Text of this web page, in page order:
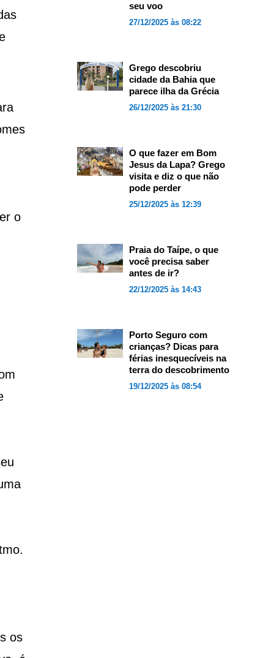
o
os
seu voo
27/12/2025 às 08:22
Grego descobriu
cidade da Bahia que
parece ilha da Grécia
26/12/2025 às 21:30
O que fazer em Bom
Jesus da Lapa? Grego
visita e diz o que não
pode perder
25/12/2025 às 12:39
Praia do Taípe, o que
você precisa saber
antes de ir?
22/12/2025 às 14:43
Porto Seguro com
crianças? Dicas para
férias inesquecíveis na
terra do descobrimento
19/12/2025 às 08:54